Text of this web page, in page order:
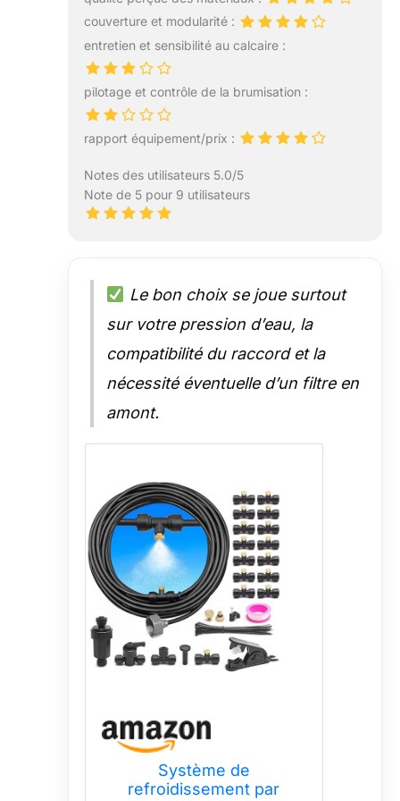
couverture et modularité :
entretien et sensibilité au calcaire :
pilotage et contrôle de la brumisation :
rapport équipement/prix :
Notes des utilisateurs 5.0/5
Note de 5 pour 9 utilisateurs
Le bon choix se joue surtout
sur votre pression d’eau, la
compatibilité du raccord et la
nécessité éventuelle d’un filtre en
amont.
Système de
refroidissement par